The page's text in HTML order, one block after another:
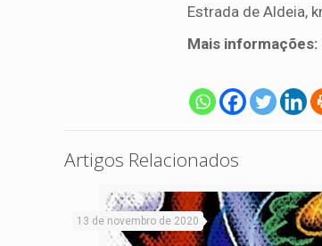
Estrada de Aldeia,
Mais
Artigos Relacionados
13 de novembro de 2020